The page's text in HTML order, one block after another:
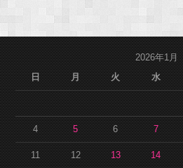
2026年1月
日
月 火 水
4 5 6 7
11 12 13 14